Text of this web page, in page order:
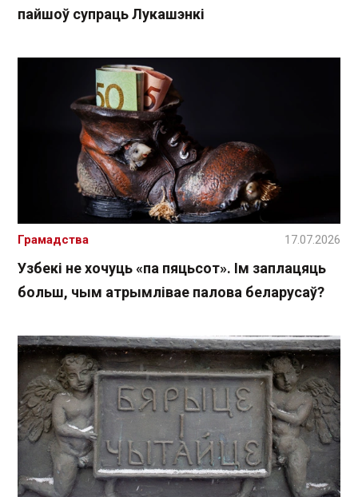
пайшоў супраць Лукашэнкі
Узбекі не хочуць «па пяцьсот». Ім заплацяць
больш, чым атрымлівае палова беларусаў?
Грамадства 17.07.2026